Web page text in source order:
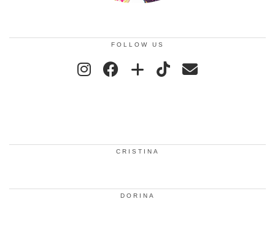
FOLLOW US
CRISTINA
DORINA